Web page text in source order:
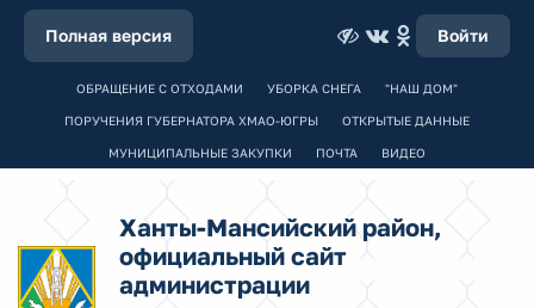
Полная версия Войти
ОБРАЩЕНИЕ С ОТХОДАМИ УБОРКА СНЕГА "НАШ ДОМ"
ПОРУЧЕНИЯ ГУБЕРНАТОРА ХМАО-ЮГРЫ ОТКРЫТЫЕ ДАННЫЕ
МУНИЦИПАЛЬНЫЕ ЗАКУПКИ ПОЧТА ВИДЕО
Ханты-Мансийский район,
официальный сайт
администрации